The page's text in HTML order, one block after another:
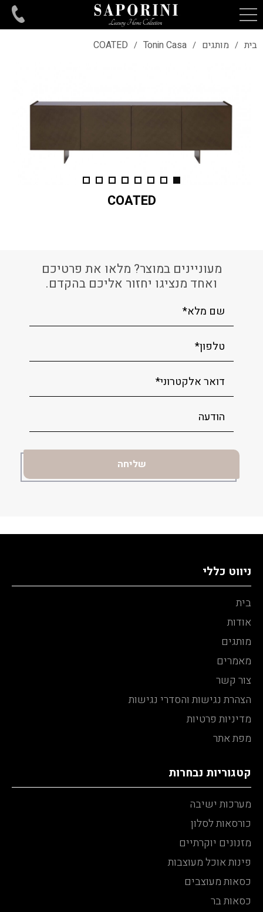
בית / מותגים /
Tonin Casa
/
COATED
COATED
מעוניינים במוצר? מלאו את פרטיכם
ואחד מנציגו יחזור אליכם בהקדם.
ניווט כללי
בית
אודות
מותגים
מאמרים
צור קשר
הצהרת נגישות והסדרי נגישות
מדיניות פרטיות
מפת אתר
קטגוריות נבחרות
מערכות ישיבה
כורסאות לסלון
מזנונים יוקרתיים
פינות אוכל מעוצבות
כסאות מעוצבים
כסאות בר